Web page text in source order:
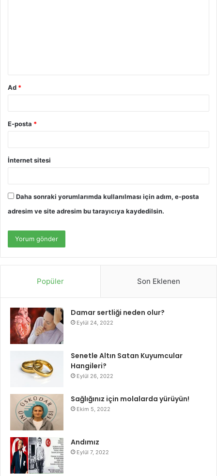
Ad *
E-posta *
İnternet sitesi
Daha sonraki yorumlarımda kullanılması için adım, e-posta
adresim ve site adresim bu tarayıcıya kaydedilsin.
Popüler Son Eklenen
Damar sertliği neden olur?
Eylül 24, 2022
Senetle Altın Satan Kuyumcular
Hangileri?
Eylül 26, 2022
Sağlığınız için molalarda yürüyün!
Ekim 5, 2022
Andımız
Eylül 7, 2022